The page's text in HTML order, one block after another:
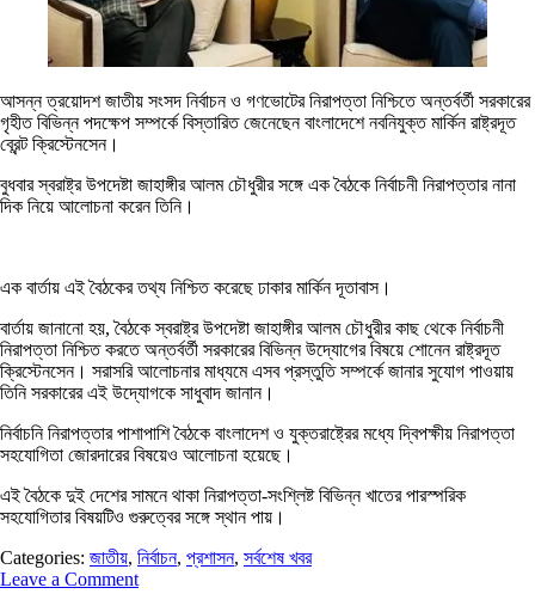
আসন্ন ত্রয়োদশ জাতীয় সংসদ নির্বাচন ও গণভোটের নিরাপত্তা নিশ্চিতে অন্তর্বর্তী সরকারের
গৃহীত বিভিন্ন পদক্ষেপ সম্পর্কে বিস্তারিত জেনেছেন বাংলাদেশে নবনিযুক্ত মার্কিন রাষ্ট্রদূত
ব্রেন্ট ক্রিস্টেনসেন।
বুধবার স্বরাষ্ট্র উপদেষ্টা জাহাঙ্গীর আলম চৌধুরীর সঙ্গে এক বৈঠকে নির্বাচনী নিরাপত্তার নানা
দিক নিয়ে আলোচনা করেন তিনি।
এক বার্তায় এই বৈঠকের তথ্য নিশ্চিত করেছে ঢাকার মার্কিন দূতাবাস।
বার্তায় জানানো হয়, বৈঠকে স্বরাষ্ট্র উপদেষ্টা জাহাঙ্গীর আলম চৌধুরীর কাছ থেকে নির্বাচনী
নিরাপত্তা নিশ্চিত করতে অন্তর্বর্তী সরকারের বিভিন্ন উদ্যোগের বিষয়ে শোনেন রাষ্ট্রদূত
ক্রিস্টেনসেন। সরাসরি আলোচনার মাধ্যমে এসব প্রস্তুতি সম্পর্কে জানার সুযোগ পাওয়ায়
তিনি সরকারের এই উদ্যোগকে সাধুবাদ জানান।
নির্বাচনি নিরাপত্তার পাশাপাশি বৈঠকে বাংলাদেশ ও যুক্তরাষ্ট্রের মধ্যে দ্বিপক্ষীয় নিরাপত্তা
সহযোগিতা জোরদারের বিষয়েও আলোচনা হয়েছে।
এই বৈঠকে দুই দেশের সামনে থাকা নিরাপত্তা-সংশ্লিষ্ট বিভিন্ন খাতের পারস্পরিক
সহযোগিতার বিষয়টিও গুরুত্বের সঙ্গে স্থান পায়।
Categories: জাতীয়, নির্বাচন, প্রশাসন, সর্বশেষ খবর
Leave a Comment